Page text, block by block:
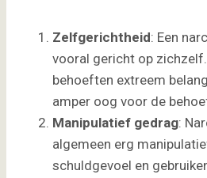
Zelfgerichtheid: Een
vooral gericht op
behoeften extreem
amper oog voor de
Manipulatief gedrag:
algemeen erg
schuldgevoel en